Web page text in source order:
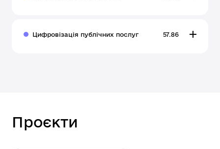
Цифровізація публічних послуг 57.86
Проєкти